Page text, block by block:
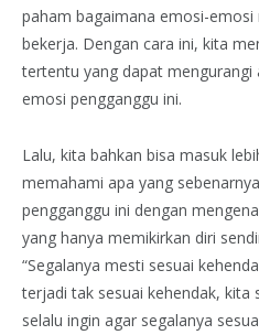
paham bagaimana emosi-emosi
bekerja. Dengan cara ini, kita
tertentu yang dapat
emosi pengganggu ini.
Lalu, kita bahkan bisa masuk
memahami apa yang
pengganggu ini dengan
yang hanya memikirkan diri
“Segalanya mesti sesuai
terjadi tak sesuai kehendak, kita
selalu ingin agar segalanya